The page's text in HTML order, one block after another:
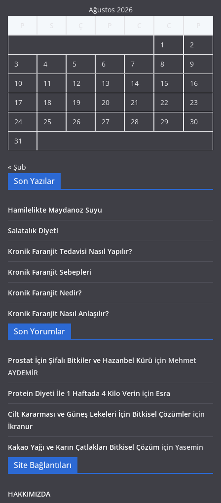
Ağustos 2026
1 2
3 4 5 6 7 8 9
10 11 12 13 14 15 16
17 18 19 20 21 22 23
24 25 26 27 28 29 30
31
« Şub
Son Yazılar
Hamilelikte Maydanoz Suyu
Salatalık Diyeti
Kronik Faranjit Tedavisi Nasıl Yapılır?
Kronik Faranjit Sebepleri
Kronik Faranjit Nedir?
Kronik Faranjit Nasıl Anlaşılır?
Son Yorumlar
Prostat İçin Şifalı Bitkiler ve Hazanbel Kürü için Mehmet
AYDEMİR
Protein Diyeti İle 1 Haftada 4 Kilo Verin için Esra
Cilt Kararması ve Güneş Lekeleri İçin Bitkisel Çözümler için
İkranur
Kakao Yağı ve Karın Çatlakları Bitkisel Çözüm için Yasemin
Site Bağlantıları
HAKKIMIZDA